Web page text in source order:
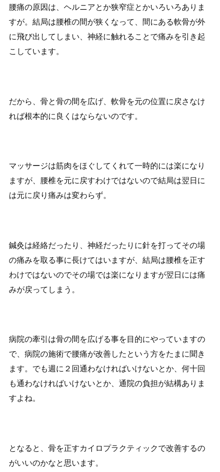
腰痛の原因は、ヘルニアとか狭窄症とかいろいろありま
すが。結局は腰椎の間が狭くなって、間にある軟骨が外
に飛び出してしまい、神経に触れることで痛みを引き起
こしています。
だから、骨と骨の間を広げ、軟骨を元の位置に戻さなけ
れば根本的に良くはならないのです。
マッサージは筋肉をほぐしてくれて一時的には楽になり
ますが、腰椎を元に戻すわけではないので結局は翌日に
は元に戻り痛みは変わらず。
鍼灸は経絡だったり、神経だったりに針を打ってその場
の痛みを取る事に長けてはいますが、結局は腰椎を正す
わけではないのでその場では楽になりますが翌日には痛
みが戻ってしまう。
病院の牽引は骨の間を広げる事を目的にやっていますの
で、病院の施術で腰痛が改善したという方をたまに聞き
ます。でも週に２回通わなければいけないとか、何十回
も通わなければいけないとか、通院の負担が結構ありま
すよね。
となると、骨を正すカイロプラクティックで改善するの
がいいのかなと思います。